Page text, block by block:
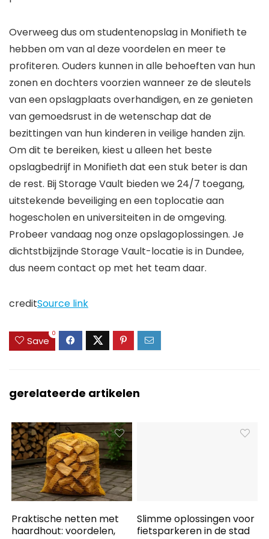
Overweeg dus om studentenopslag in Monifieth te
hebben om van al deze voordelen en meer te
profiteren. Ouders kunnen in alle behoeften van hun
zonen en dochters voorzien wanneer ze de sleutels
van een opslagplaats overhandigen, en ze genieten
van gemoedsrust in de wetenschap dat de
bezittingen van hun kinderen in veilige handen zijn.
Om dit te bereiken, kiest u alleen het beste
opslagbedrijf in Monifieth dat een stuk beter is dan
de rest. Bij Storage Vault bieden we 24/7 toegang,
uitstekende beveiliging en een toplocatie aan
hogescholen en universiteiten in de omgeving.
Probeer vandaag nog onze opslagoplossingen. Je
dichtstbijzijnde Storage Vault-locatie is in Dundee,
dus neem contact op met het team daar.
creditSource link
Save
0
gerelateerde artikelen
Praktische netten met
haardhout: voordelen,
Slimme oplossingen voor
fietsparkeren in de stad